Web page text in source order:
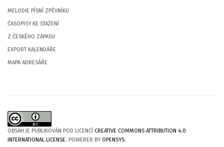
MELODIE PÍSNÍ ZPĚVNÍKU
ČASOPISY KE STAŽENÍ
Z ČESKÉHO ZÁPASU
EXPORT KALENDÁŘE
MAPA ADRESÁŘE
OBSAH JE PUBLIKOVÁN POD LICENCÍ CREATIVE COMMONS ATTRIBUTION 4.0
INTERNATIONAL LICENSE. POWERER BYOPENSYS.